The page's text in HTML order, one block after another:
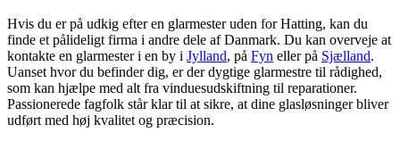
Hvis du er på udkig efter en glarmester uden for Hatting, kan du
finde et pålideligt firma i andre dele af Danmark. Du kan overveje at
kontakte en glarmester i en by i Jylland, på Fyn eller på Sjælland.
Uanset hvor du befinder dig, er der dygtige glarmestre til rådighed,
som kan hjælpe med alt fra vinduesudskiftning til reparationer.
Passionerede fagfolk står klar til at sikre, at dine glasløsninger bliver
udført med høj kvalitet og præcision.